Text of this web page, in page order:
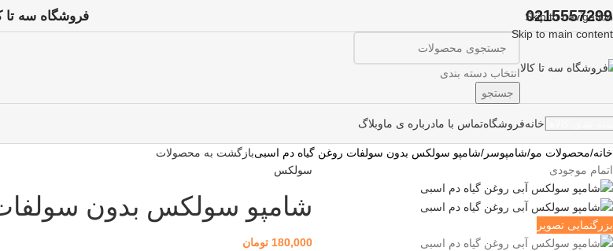
Skip to navigation
Skip to main content
فروشگاه سه تا
انتخاب دسته بندی
جستجو
خانهفروشگاهتماس با مادرباره ی ماوبلاگ
خانه محصولات مو شامپوسر شامپو سولکس بدون سولفات روغن گیاه دم اسبیبازگشت به محصولات
اتمام موجودی
بزرگنمایی تصویر
سولکس
شامپو سولکس بدون
180,000 تومان